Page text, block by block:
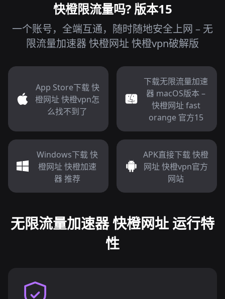
快橙限流量吗? 版本15
一个账号，全端互通，随时随地安全上网 – 无
限流量加速器 快橙网址 快橙vpn破解版
App Store下载 快
橙网址 快橙vpn怎
么找不到了
下载无限流量加速
器 macOS版本 –
快橙网址 fast
orange 官方15
Windows下载 快
橙网址 快橙加速
器 推荐
APK直接下载 快橙
网址 快橙vpn官方
网站
无限流量加速器 快橙网址 运行特
性